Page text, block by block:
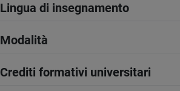
Lingua di insegnamento
Modalità
Crediti formativi universitari